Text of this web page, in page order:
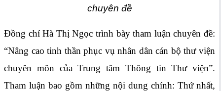
chuyên đề
Đồng chí Hà Thị Ngọc trình bày tham luận chuyên đề:
“Nâng cao tinh thần phục vụ nhân dân cán bộ thư viện
chuyên môn của Trung tâm Thông tin Thư viện”.
Tham luận bao gồm những nội dung chính: Thứ nhất,